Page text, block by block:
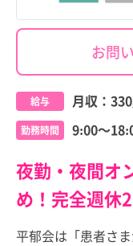
お問
給与 月収：
勤務時間 9:00～
夜勤・夜間オ
め！完全週休
平郁会は「患者さ